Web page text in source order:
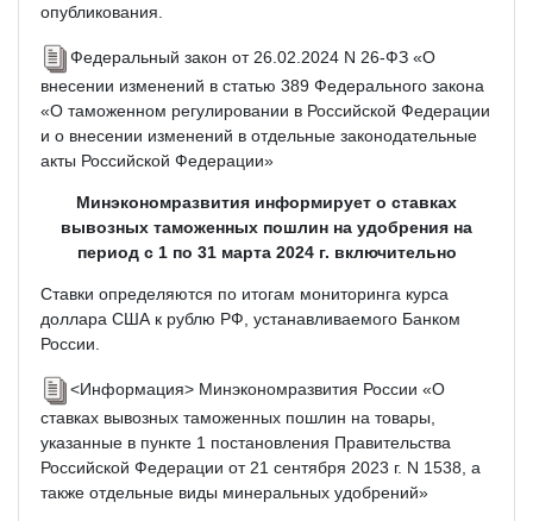
опубликования.
Федеральный закон от 26.02.2024 N 26-ФЗ «О
внесении изменений в статью 389 Федерального закона
«О таможенном регулировании в Российской Федерации
и о внесении изменений в отдельные законодательные
акты Российской Федерации»
Минэкономразвития информирует о ставках
вывозных таможенных пошлин на удобрения на
период с 1 по 31 марта 2024 г. включительно
Ставки определяются по итогам мониторинга курса
доллара США к рублю РФ, устанавливаемого Банком
России.
<Информация> Минэкономразвития России «О
ставках вывозных таможенных пошлин на товары,
указанные в пункте 1 постановления Правительства
Российской Федерации от 21 сентября 2023 г. N 1538, а
также отдельные виды минеральных удобрений»